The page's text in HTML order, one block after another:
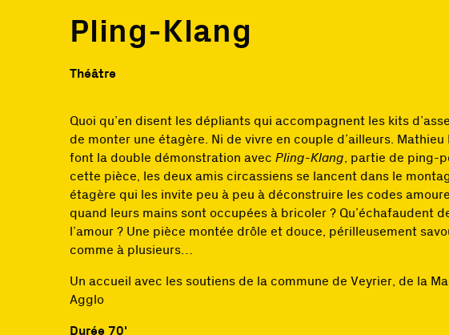
Pling-Klang
Théâtre
Quoi qu’en disent les dépliants qui accompagnent les kits
de monter une étagère. Ni de vivre en couple d’ailleurs.
font la double démonstration avec Pling-Klang , partie de ping-
cette pièce, les deux amis circassiens se lancent dans le
étagère qui les invite peu à peu à déconstruire les codes
quand leurs mains sont occupées à bricoler ? Qu’échafaudent
l’amour ? Une pièce montée drôle et douce, périlleusement
comme à plusieurs…
Un accueil avec les soutiens de la commune de Veyrier, de la
Agglo
Durée 70'